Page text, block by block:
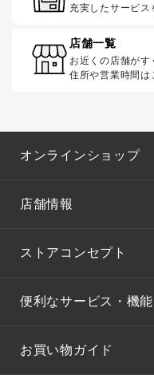
充実したサービス
店舗一覧
お近くの店舗がす
住所や営業時間は
オンラインショップ
店舗情報
ストアコンセプト
便利なサービス・機能
お買い物ガイド